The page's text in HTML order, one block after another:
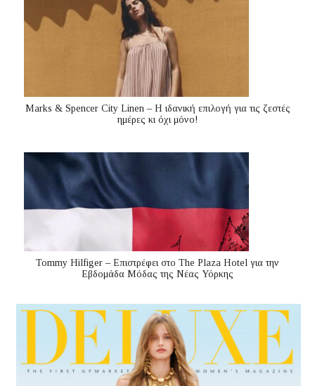
Marks & Spencer City Linen – Η ιδανική επιλογή για τις ζεστές
ημέρες κι όχι μόνο!
Tommy Hilfiger – Επιστρέφει στο The Plaza Hotel για την
Εβδομάδα Μόδας της Νέας Υόρκης